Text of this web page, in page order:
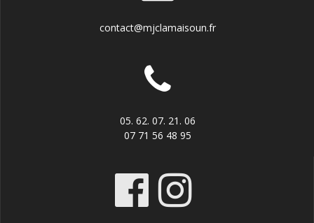
contact@mjclamaisoun.fr
05. 62. 07. 21. 06
07 71 56 48 95